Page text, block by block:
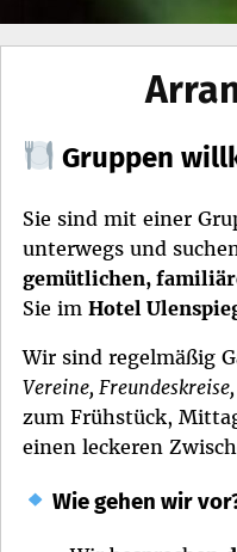
Gruppen
Sie sind mit einer
unterwegs und
gemütlichen,
Sie im Hotel
Wir sind regelmäßig
Vereine,
zum Frühstück,
einen leckeren
Wie gehen wir